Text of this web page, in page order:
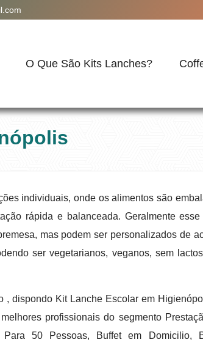
O Que São Kits Lanches?
individuais, onde os alimentos são
rápida e balanceada. Geralmente
mas podem ser personalizados de
ser vegetarianos, veganos, sem
, dispondo Kit Lanche Escolar em
profissionais do segmento
50 Pessoas, Buffet em Domicilio,